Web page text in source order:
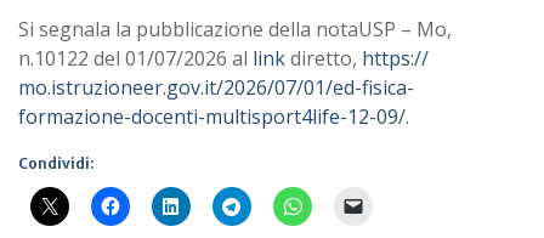
Si segnala la pubblicazione della notaUSP – Mo,
n.10122 del 01/07/2026 al linkdiretto, https://
mo.istruzioneer.gov.it/2026/07/01/ed-fisica-
formazione-docenti-multisport4life-12-09/.
Condividi: